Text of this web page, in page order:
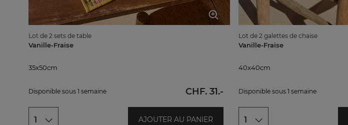
Lot de 2 sets de table
Vanille-Fraise
35x50cm
Disponible sous 1 semaine CHF. 31.-
1 AJOUTER AU PANIER
Lot de 2 galettes de chaise
Vanille-Fraise
40x40cm
Disponible sous 1 semaine
1